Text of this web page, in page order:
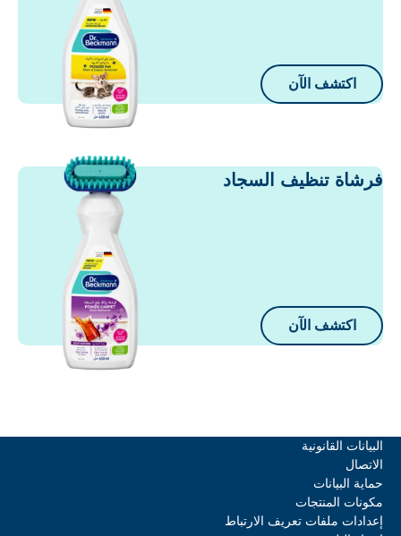
اكتشف الآن
تنظيف السجاد
اكتشف الآن
القانونية
البيانات
المنتجات
ملفات تعريف الارتباط